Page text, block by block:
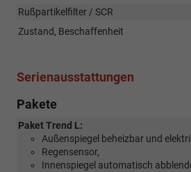
Rußpartikelfilter / SCR
Zustand, Beschaffenheit
Serienausstattungen
Pakete
Paket Trend L:
Außenspiegel beheizbar und
Regensensor,
Innenspiegel automatisch